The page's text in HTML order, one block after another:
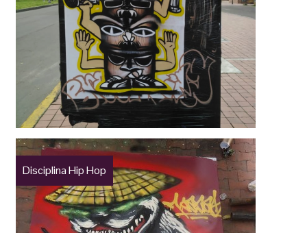
Disciplina Hip Hop